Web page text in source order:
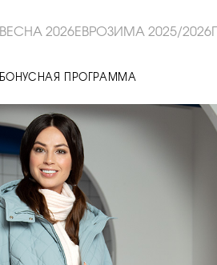
ВЕСНА 2026ЕВРОЗИМА 2025/2026
БОНУСНАЯ ПРОГРАММА